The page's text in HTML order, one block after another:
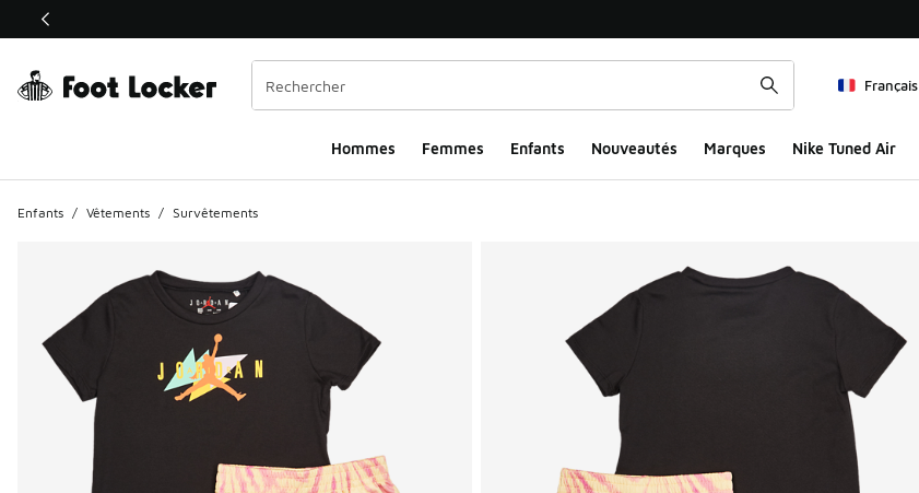
Ce lien ouvrira une nouvelle fenêtre
Français
Hommes​ Femmes Enfants Nouveautés Marques Nike Tuned Air
Enfants / Vêtements / Survêtements